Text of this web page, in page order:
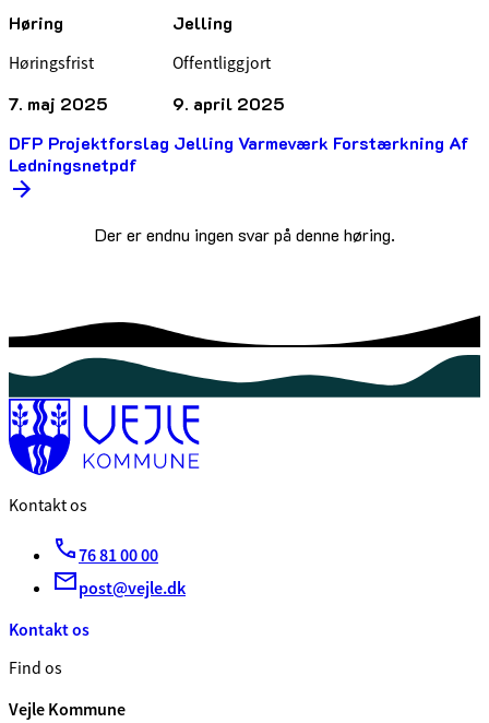
Høring Jelling
Høringsfrist
7. maj 2025
Offentliggjort
9. april 2025
DFP Projektforslag Jelling Varmeværk Forstærkning Af
Ledningsnetpdf
Der er endnu ingen svar på denne høring.
Kontakt os
76 81 00 00
post@vejle.dk
Kontakt os
Find os
Vejle Kommune